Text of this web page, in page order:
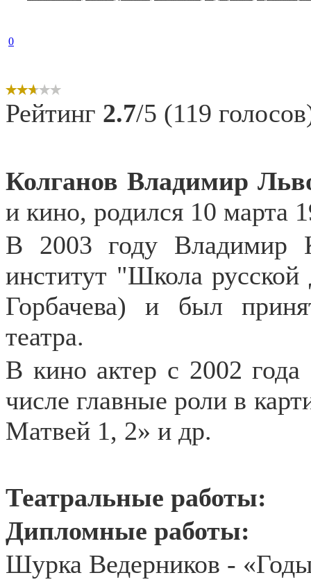
0
Рейтинг 2.7/5 (119
Колганов Владимир
и кино, родился 10 марта
В 2003 году Владимир
институт "Школа
Горбачева) и был
театра.
В кино актер с 2002
числе главные роли в
Матвей 1, 2» и др.
Театральные работы:
Дипломные работы:
Шурка Ведерников -